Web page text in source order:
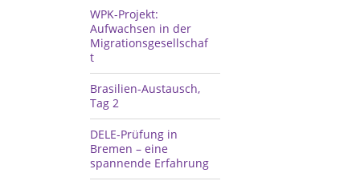
WPK-Projekt:
Aufwachsen in der
Migrationsgesellschaf
t
Brasilien-Austausch,
Tag 2
DELE-Prüfung in
Bremen – eine
spannende Erfahrung